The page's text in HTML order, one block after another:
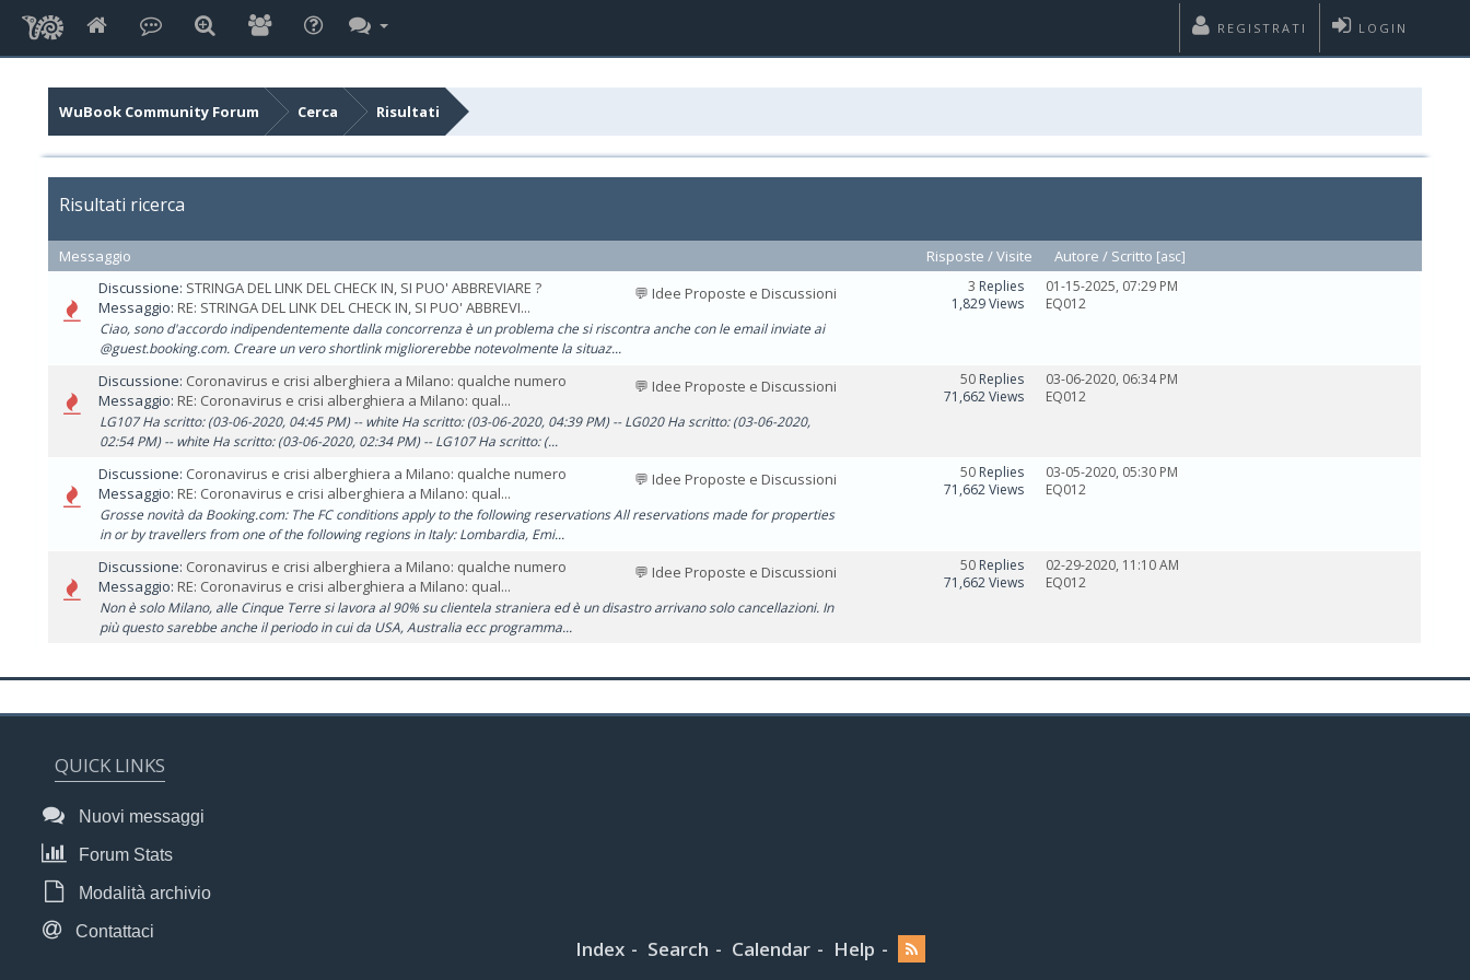
LOGIN
REGISTRATI
WuBook Community Forum Cerca Risultati
Risultati ricerca
Messaggio Risposte /Visite Autore / Scritto [asc]
💬 Idee Proposte e Discussioni
Discussione: STRINGA DEL LINK DEL CHECK IN, SI PUO' ABBREVIARE ?
Messaggio: RE: STRINGA DEL LINK DEL CHECK IN, SI PUO' ABBREVI...
Ciao, sono d'accordo indipendentemente dalla concorrenza è un problema che si riscontra anche con le email inviate ai
@guest.booking.com. Creare un vero shortlink migliorerebbe notevolmente la situaz...
3 Replies
1,829 Views
01-15-2025, 07:29 PM
EQ012
💬 Idee Proposte e Discussioni
Discussione: Coronavirus e crisi alberghiera a Milano: qualche numero
Messaggio: RE: Coronavirus e crisi alberghiera a Milano: qual...
LG107 Ha scritto: (03-06-2020, 04:45 PM) -- white Ha scritto: (03-06-2020, 04:39 PM) -- LG020 Ha scritto: (03-06-2020,
02:54 PM) -- white Ha scritto: (03-06-2020, 02:34 PM) -- LG107 Ha scritto: (...
50Replies
71,662 Views
03-06-2020, 06:34 PM
EQ012
💬 Idee Proposte e Discussioni
Discussione: Coronavirus e crisi alberghiera a Milano: qualche numero
Messaggio: RE: Coronavirus e crisi alberghiera a Milano: qual...
Grosse novità da Booking.com: The FC conditions apply to the following reservations All reservations made for properties
in or by travellers from one of the following regions in Italy: Lombardia, Emi...
50Replies
71,662 Views
03-05-2020, 05:30 PM
EQ012
💬 Idee Proposte e Discussioni
Discussione: Coronavirus e crisi alberghiera a Milano: qualche numero
Messaggio: RE: Coronavirus e crisi alberghiera a Milano: qual...
Non è solo Milano, alle Cinque Terre si lavora al 90% su clientela straniera ed è un disastro arrivano solo cancellazioni. In
più questo sarebbe anche il periodo in cui da USA, Australia ecc programma...
50Replies
71,662 Views
02-29-2020, 11:10 AM
EQ012
QUICK LINKS
Nuovi messaggi
Forum Stats
Modalità archivio
Contattaci
Index Search Calendar Help